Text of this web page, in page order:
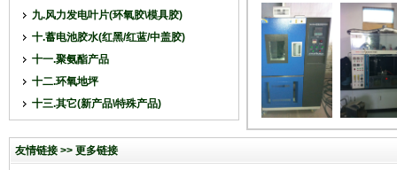
九.风力发电叶片(环氧胶\模具胶)
十.蓄电池胶水(红黑/红蓝/中盖胶)
十一.聚氨酯产品
十二.环氧地坪
十三.其它(新产品\特殊产品)
友情链接 >> 更多链接